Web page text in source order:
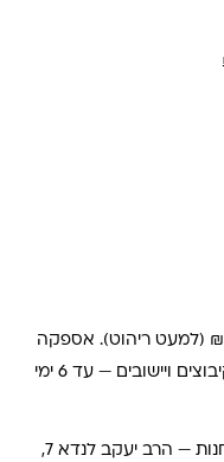
₪29, חינם מעל ₪299 (למעט ריהוט). אספקה
תוך 2-4 ימי עסקים. באזורים רחוקים, קיבוצים ויישובים — עד 6 ימי
בתיאום מראש, חינם מהחנות — הרב יעקב לנדא 7,